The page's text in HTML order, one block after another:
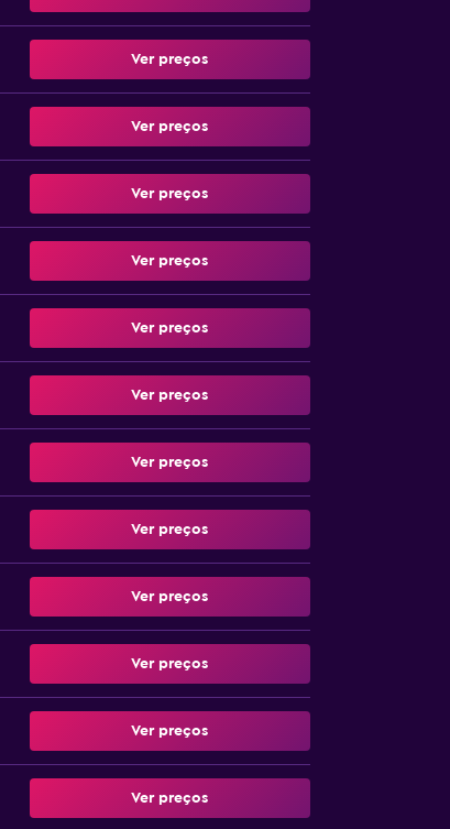
Ver preços
Ver preços
Ver preços
Ver preços
Ver preços
Ver preços
Ver preços
Ver preços
Ver preços
Ver preços
Ver preços
Ver preços